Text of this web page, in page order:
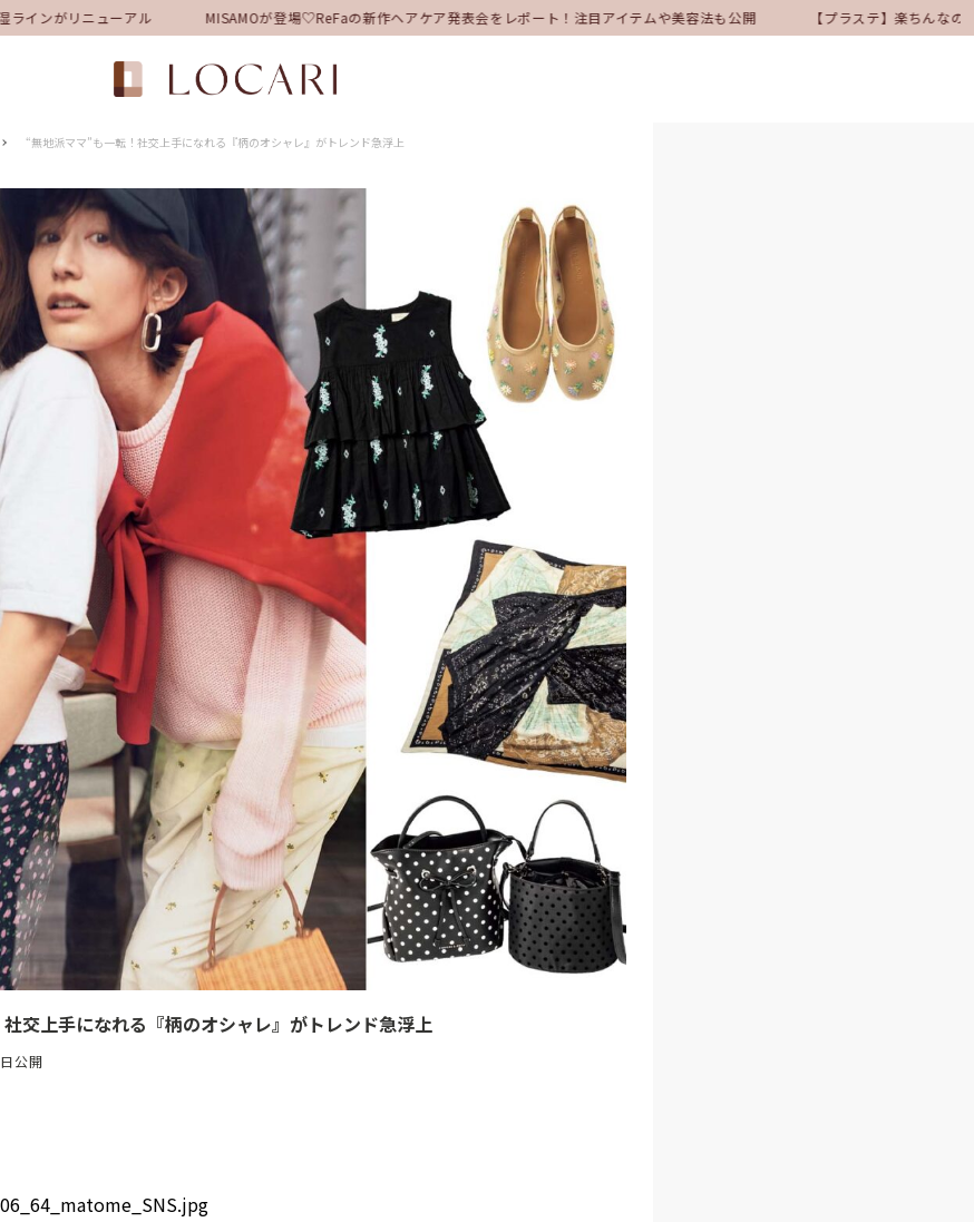
インがリニューアル MISAMOが登場♡ReFaの新作ヘアケア発表会をレポート！注目アイテムや美容法も公開 【プラステ】楽ちんなの
“無地派ママ”も一転！社交上手になれる『柄のオシャレ』がトレンド急浮上
交上手になれる『柄のオシャレ』がトレンド急浮上
公開